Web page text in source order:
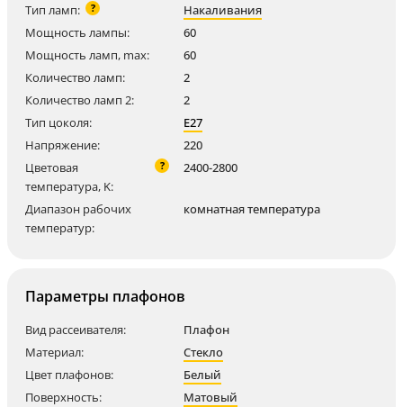
Тип ламп: ?
Накаливания
Мощность лампы:
60
Мощность ламп, max:
60
Количество ламп:
2
Количество ламп 2:
2
Тип цоколя:
E27
Напряжение:
220
Цветовая
температура, K:
? 2400-2800
Диапазон рабочих
температур:
комнатная температура
Параметры плафонов
Вид рассеивателя:
Плафон
Материал:
Стекло
Цвет плафонов:
Белый
Поверхность:
Матовый